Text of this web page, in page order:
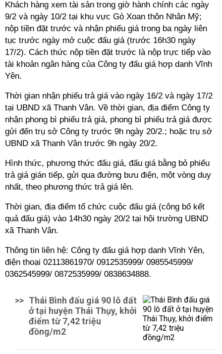
Khách hàng xem tài sản trong giờ hành chính các ngày
9/2 và ngày 10/2 tại khu vực Gò Xoan thôn Nhân Mỹ;
nộp tiền đặt trước và nhận phiếu giá trong ba ngày liên
tục trước ngày mở cuộc đấu giá (trước 16h30 ngày
17/2). Cách thức nộp tiền đặt trước là nộp trực tiếp vào
tài khoản ngân hàng của Công ty đấu giá hợp danh Vĩnh
Yên.
Thời gian nhận phiếu trả giá vào ngày 16/2 và ngày 17/2
tại UBND xã Thanh Vân. Về thời gian, địa điểm Công ty
nhận phong bì phiếu trả giá, phong bì phiếu trả giá được
gửi đến trụ sở Công ty trước 9h ngày 20/2.; hoặc trụ sở
UBND xã Thanh Vân trước 9h ngày 20/2.
Hình thức, phương thức đấu giá, đấu giá bằng bỏ phiếu
trả giá gián tiếp, gửi qua đường bưu điện, một vòng duy
nhất, theo phương thức trả giá lên.
Thời gian, địa điểm tổ chức cuộc đấu giá (công bố kết
quả đấu giá) vào 14h30 ngày 20/2 tại hội trường UBND
xã Thanh Vân.
Thông tin liên hệ: Công ty đấu giá hợp danh Vĩnh Yên,
điện thoại 02113861970/ 0912535999/ 0985545999/
0362545999/ 0872535999/ 0838634888.
>> Thái Bình đấu giá 90 lô đất
ở tại huyện Thái Thụy, khởi
điểm từ 7,42 triệu
đồng/m2